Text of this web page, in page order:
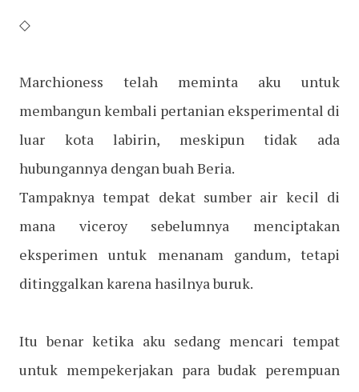
◇
Marchioness telah meminta aku untuk
membangun kembali pertanian eksperimental di
luar kota labirin, meskipun tidak ada
hubungannya dengan buah Beria.
Tampaknya tempat dekat sumber air kecil di
mana viceroy sebelumnya menciptakan
eksperimen untuk menanam gandum, tetapi
ditinggalkan karena hasilnya buruk.
Itu benar ketika aku sedang mencari tempat
untuk mempekerjakan para budak perempuan